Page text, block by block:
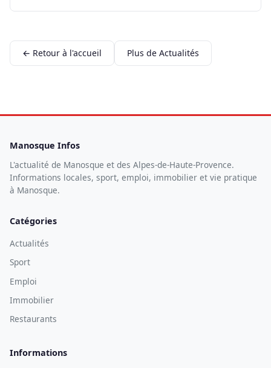
← Retour à l'accueil Plus de Actualités
Manosque Infos
L'actualité de Manosque et des Alpes-de-Haute-Provence.
Informations locales, sport, emploi, immobilier et vie pratique
à Manosque.
Catégories
Actualités
Sport
Emploi
Immobilier
Restaurants
Informations